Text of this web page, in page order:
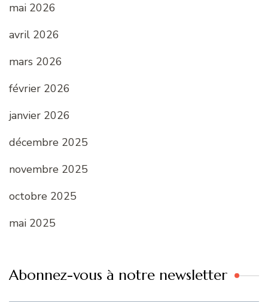
mai 2026
avril 2026
mars 2026
février 2026
janvier 2026
décembre 2025
novembre 2025
octobre 2025
mai 2025
Abonnez-vous à notre newsletter